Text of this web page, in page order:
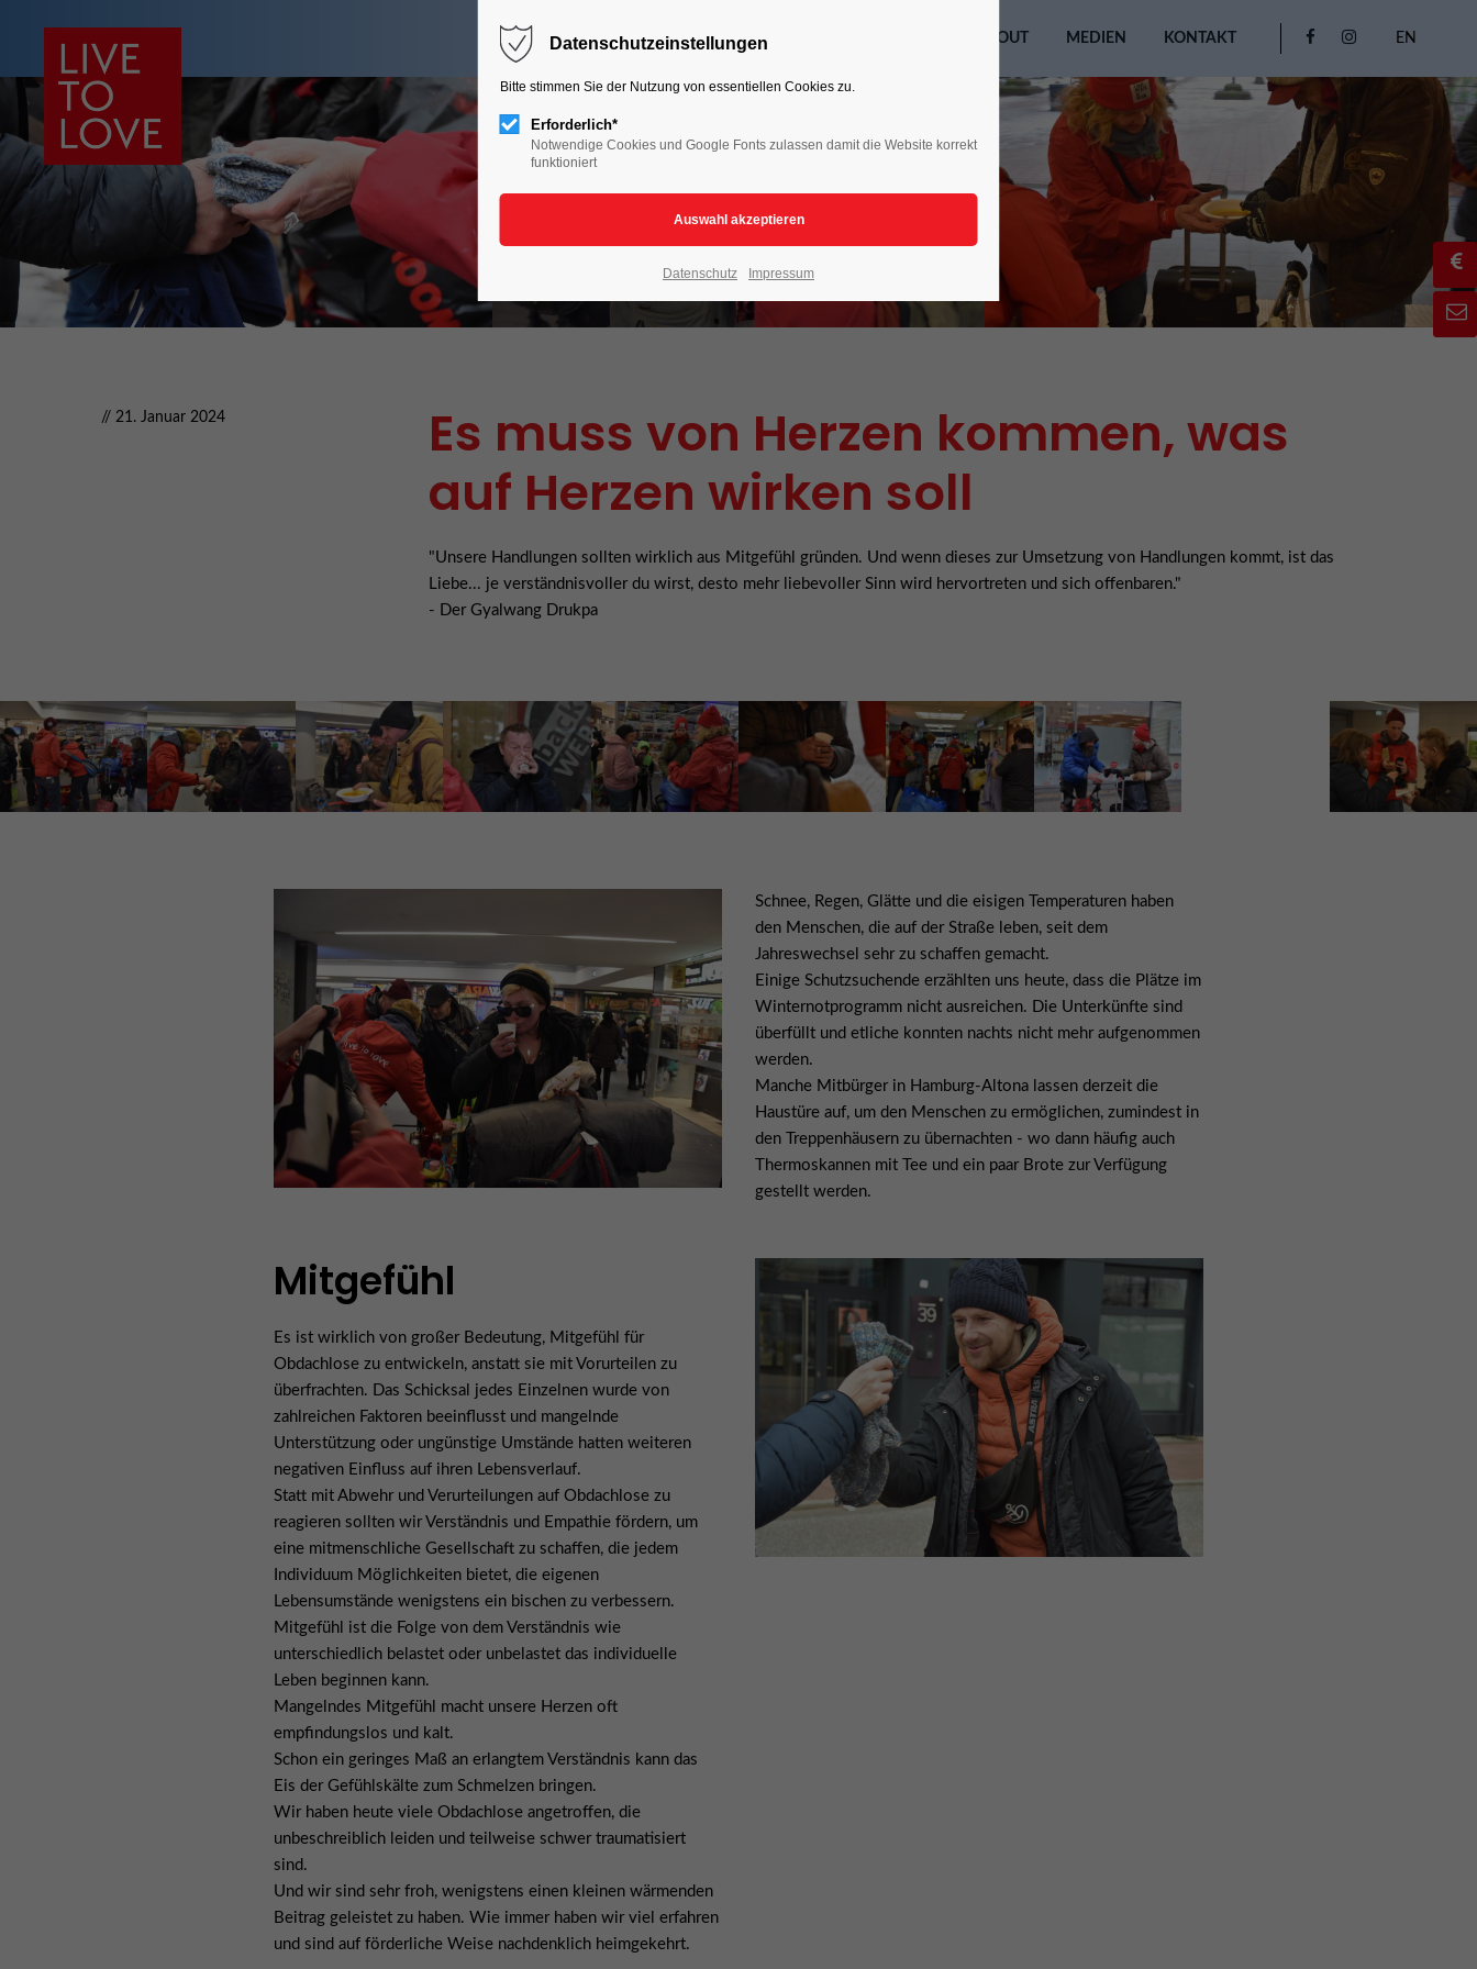
EN
HOME LIVE TO LOVE ABOUT MEDIEN KONTAKT
// 21. Januar 2024
Es muss von Herzen kommen, was
auf Herzen wirken soll
"Unsere Handlungen sollten wirklich aus Mitgefühl gründen. Und wenn dieses zur Umsetzung von Handlungen kommt, ist das
Liebe... je verständnisvoller du wirst, desto mehr liebevoller Sinn wird hervortreten und sich offenbaren."
- Der Gyalwang Drukpa
Schnee, Regen, Glätte und die eisigen Temperaturen haben
den Menschen, die auf der Straße leben, seit dem
Jahreswechsel sehr zu schaffen gemacht.
Einige Schutzsuchende erzählten uns heute, dass die Plätze im
Winternotprogramm nicht ausreichen. Die Unterkünfte sind
überfüllt und etliche konnten nachts nicht mehr aufgenommen
werden.
Manche Mitbürger in Hamburg-Altona lassen derzeit die
Haustüre auf, um den Menschen zu ermöglichen, zumindest in
den Treppenhäusern zu übernachten - wo dann häufig auch
Thermoskannen mit Tee und ein paar Brote zur Verfügung
gestellt werden.
Mitgefühl
Es ist wirklich von großer Bedeutung, Mitgefühl für
Obdachlose zu entwickeln, anstatt sie mit Vorurteilen zu
überfrachten. Das Schicksal jedes Einzelnen wurde von
zahlreichen Faktoren beeinflusst und mangelnde
Unterstützung oder ungünstige Umstände hatten weiteren
negativen Einfluss auf ihren Lebensverlauf.
Statt mit Abwehr und Verurteilungen auf Obdachlose zu
reagieren sollten wir Verständnis und Empathie fördern, um
eine mitmenschliche Gesellschaft zu schaffen, die jedem
Individuum Möglichkeiten bietet, die eigenen
Lebensumstände wenigstens ein bischen zu verbessern.
Mitgefühl ist die Folge von dem Verständnis wie
unterschiedlich belastet oder unbelastet das individuelle
Leben beginnen kann.
Mangelndes Mitgefühl macht unsere Herzen oft
empfindungslos und kalt.
Schon ein geringes Maß an erlangtem Verständnis kann das
Eis der Gefühlskälte zum Schmelzen bringen.
Wir haben heute viele Obdachlose angetroffen, die
unbeschreiblich leiden und teilweise schwer traumatisiert
sind.
Und wir sind sehr froh, wenigstens einen kleinen wärmenden
Beitrag geleistet zu haben. Wie immer haben wir viel erfahren
und sind auf förderliche Weise nachdenklich heimgekehrt.
Datenschutzeinstellungen
Bitte stimmen Sie der Nutzung von essentiellen Cookies zu.
Erforderlich*
Notwendige Cookies und Google Fonts zulassen damit die Website korrekt
funktioniert
Datenschutz Impressum